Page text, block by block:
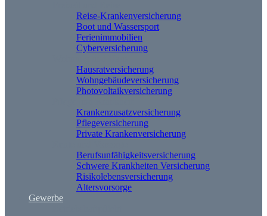
Reise-Krankenversicherung
Boot und Wassersport
Ferienimmobilien
Cyberversicherung
Hausratversicherung
Wohngebäudeversicherung
Photovoltaikversicherung
Krankenzusatzversicherung
Pflegeversicherung
Private Krankenversicherung
Berufs­unfähigkeitsversicherung
Schwere Krankheiten Versicherung
Risikolebensversicherung
Altersvorsorge
Gewerbe